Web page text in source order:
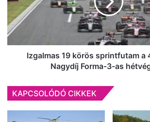
a
40.
Magyar
Nagydíj
Forma-
Izgalmas 19 körös sprintfutam a
Nagydíj Forma-3-as
KAPCSOLÓDÓ CIKKEK